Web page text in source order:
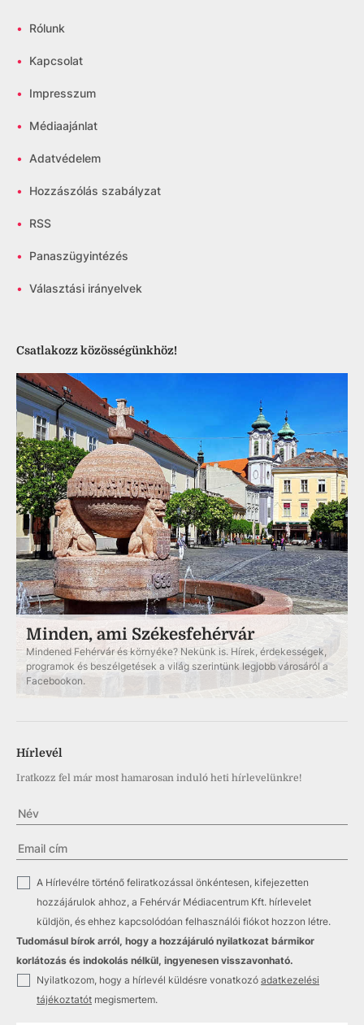
• Rólunk
• Kapcsolat
• Impresszum
• Médiaajánlat
• Adatvédelem
• Hozzászólás szabályzat
• RSS
• Panaszügyintézés
• Választási irányelvek
Csatlakozz közösségünkhöz!
Minden, ami Székesfehérvár
Mindened Fehérvár és környéke? Nekünk is. Hírek, érdekességek,
programok és beszélgetések a világ szerintünk legjobb városáról a
Facebookon.
Hírlevél
Iratkozz fel már most hamarosan induló heti hírlevelünkre!
A Hírlevélre történő feliratkozással önkéntesen, kifejezetten
hozzájárulok ahhoz, a Fehérvár Médiacentrum Kft. hírlevelet
küldjön, és ehhez kapcsolódóan felhasználói fiókot hozzon létre.
Tudomásul bírok arról, hogy a hozzájáruló nyilatkozat bármikor
korlátozás és indokolás nélkül, ingyenesen visszavonható.
Nyilatkozom, hogy a hírlevél küldésre vonatkozó adatkezelési
tájékoztatót megismertem.